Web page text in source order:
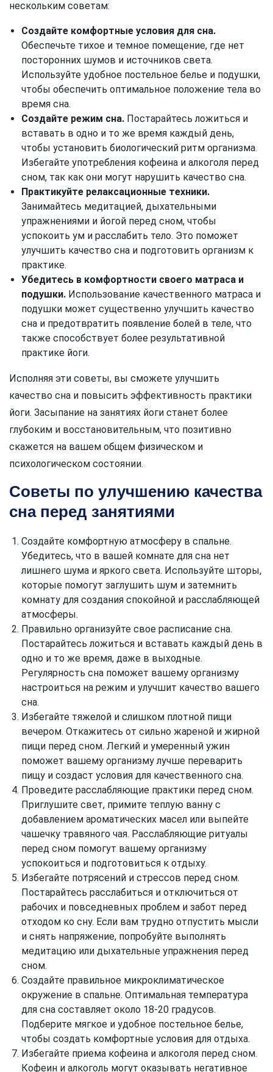
нескольким советам:
Создайте комфортные условия для сна.
Обеспечьте тихое и темное помещение, где нет
посторонних шумов и источников света.
Используйте удобное постельное белье и подушки,
чтобы обеспечить оптимальное положение тела во
время сна.
Создайте режим сна. Постарайтесь ложиться и
вставать в одно и то же время каждый день,
чтобы установить биологический ритм организма.
Избегайте употребления кофеина и алкоголя перед
сном, так как они могут нарушить качество сна.
Практикуйте релаксационные техники.
Занимайтесь медитацией, дыхательными
упражнениями и йогой перед сном, чтобы
успокоить ум и расслабить тело. Это поможет
улучшить качество сна и подготовить организм к
практике.
Убедитесь в комфортности своего матраса и
подушки. Использование качественного матраса и
подушки может существенно улучшить качество
сна и предотвратить появление болей в теле, что
также способствует более результативной
практике йоги.
Исполняя эти советы, вы сможете улучшить
качество сна и повысить эффективность практики
йоги. Засыпание на занятиях йоги станет более
глубоким и восстановительным, что позитивно
скажется на вашем общем физическом и
психологическом состоянии.
Советы по улучшению качества
сна перед занятиями
Создайте комфортную атмосферу в спальне.
Убедитесь, что в вашей комнате для сна нет
лишнего шума и яркого света. Используйте шторы,
которые помогут заглушить шум и затемнить
комнату для создания спокойной и расслабляющей
атмосферы.
Правильно организуйте свое расписание сна.
Постарайтесь ложиться и вставать каждый день в
одно и то же время, даже в выходные.
Регулярность сна поможет вашему организму
настроиться на режим и улучшит качество вашего
сна.
Избегайте тяжелой и слишком плотной пищи
вечером. Откажитесь от сильно жареной и жирной
пищи перед сном. Легкий и умеренный ужин
поможет вашему организму лучше переварить
пищу и создаст условия для качественного сна.
Проведите расслабляющие практики перед сном.
Приглушите свет, примите теплую ванну с
добавлением ароматических масел или выпейте
чашечку травяного чая. Расслабляющие ритуалы
перед сном помогут вашему организму
успокоиться и подготовиться к отдыху.
Избегайте потрясений и стрессов перед сном.
Постарайтесь расслабиться и отключиться от
рабочих и повседневных проблем и забот перед
отходом ко сну. Если вам трудно отпустить мысли
и снять напряжение, попробуйте выполнять
медитацию или дыхательные упражнения перед
сном.
Создайте правильное микроклиматическое
окружение в спальне. Оптимальная температура
для сна составляет около 18-20 градусов.
Подберите мягкое и удобное постельное белье,
чтобы создать комфортные условия для отдыха.
Избегайте приема кофеина и алкоголя перед сном.
Кофеин и алкоголь могут оказывать негативное